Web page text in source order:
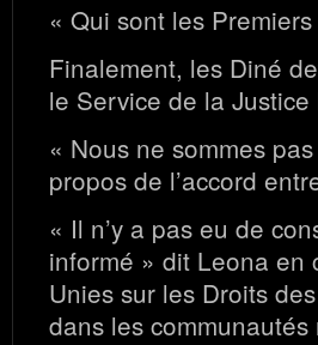
« Qui sont les
Finalement, les Diné
le Service de la
« Nous ne sommes
propos de l’accord
« Il n’y a pas eu de
informé » dit Leona en
Unies sur les Droits
dans les communautés